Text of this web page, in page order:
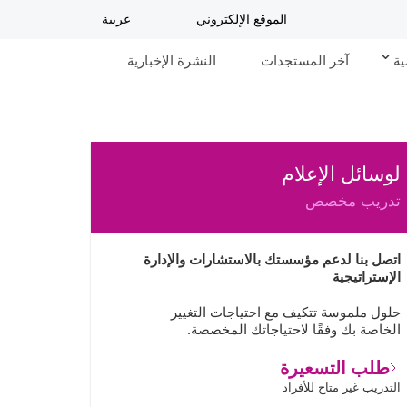
الموقع الإلكتروني عربية
آخر المستجدات النشرة الإخبارية
لوسائل الإعلام
تدريب مخصص
اتصل بنا لدعم مؤسستك بالاستشارات والإدارة
الإستراتيجية
حلول ملموسة تتكيف مع احتياجات التغيير
الخاصة بك وفقًا لاحتياجاتك المخصصة.
طلب التسعيرة
التدريب غير متاح للأفراد